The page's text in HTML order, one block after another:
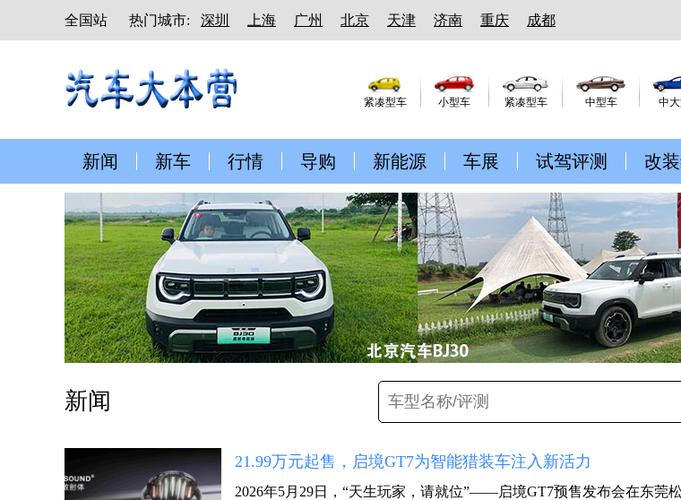
全国站 热门城市: 深圳 上海 广州 北京 天津 济南 重庆 成都
紧凑型车 小型车 紧凑型车 中型车 中
新闻 新车 行情 导购 新能源 车展 试驾评测 改
新闻
21.99万元起售，启境GT7为智能猎装车注入新活力
2026年5月29日，“天生玩家，请就位”——启境GT7预售发布会在东莞